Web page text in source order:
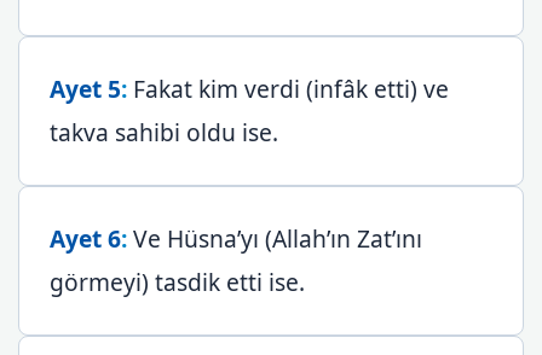
Ayet 5: Fakat kim verdi (infâk etti) ve
takva sahibi oldu ise.
Ayet 6:Ve Hüsna’yı (Allah’ın Zat’ını
görmeyi) tasdik etti ise.